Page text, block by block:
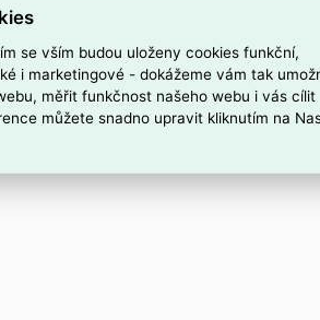
se vším budou uloženy cookies funkční,
i marketingové - dokážeme vám tak
měřit funkčnost našeho webu i vás cílit
můžete snadno upravit kliknutím na